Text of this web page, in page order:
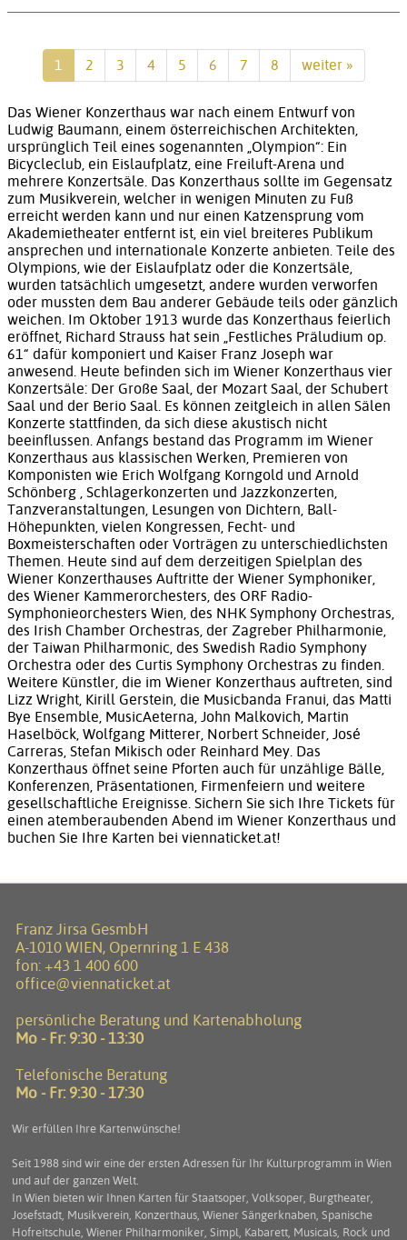
1 2 3 4 5 6 7 8 weiter »
Das Wiener Konzerthaus war nach einem Entwurf von
Ludwig Baumann, einem österreichischen Architekten,
ursprünglich Teil eines sogenannten „Olympion“: Ein
Bicycleclub, ein Eislaufplatz, eine Freiluft-Arena und
mehrere Konzertsäle. Das Konzerthaus sollte im Gegensatz
zum Musikverein, welcher in wenigen Minuten zu Fuß
erreicht werden kann und nur einen Katzensprung vom
Akademietheater entfernt ist, ein viel breiteres Publikum
ansprechen und internationale Konzerte anbieten. Teile des
Olympions, wie der Eislaufplatz oder die Konzertsäle,
wurden tatsächlich umgesetzt, andere wurden verworfen
oder mussten dem Bau anderer Gebäude teils oder gänzlich
weichen. Im Oktober 1913 wurde das Konzerthaus feierlich
eröffnet, Richard Strauss hat sein „Festliches Präludium op.
61“ dafür komponiert und Kaiser Franz Joseph war
anwesend. Heute befinden sich im Wiener Konzerthaus vier
Konzertsäle: Der Große Saal, der Mozart Saal, der Schubert
Saal und der Berio Saal. Es können zeitgleich in allen Sälen
Konzerte stattfinden, da sich diese akustisch nicht
beeinflussen. Anfangs bestand das Programm im Wiener
Konzerthaus aus klassischen Werken, Premieren von
Komponisten wie Erich Wolfgang Korngold und Arnold
Schönberg , Schlagerkonzerten und Jazzkonzerten,
Tanzveranstaltungen, Lesungen von Dichtern, Ball-
Höhepunkten, vielen Kongressen, Fecht- und
Boxmeisterschaften oder Vorträgen zu unterschiedlichsten
Themen. Heute sind auf dem derzeitigen Spielplan des
Wiener Konzerthauses Auftritte der Wiener Symphoniker,
des Wiener Kammerorchesters, des ORF Radio-
Symphonieorchesters Wien, des NHK Symphony Orchestras,
des Irish Chamber Orchestras, der Zagreber Philharmonie,
der Taiwan Philharmonic, des Swedish Radio Symphony
Orchestra oder des Curtis Symphony Orchestras zu finden.
Weitere Künstler, die im Wiener Konzerthaus auftreten, sind
Lizz Wright, Kirill Gerstein, die Musicbanda Franui, das Matti
Bye Ensemble, MusicAeterna, John Malkovich, Martin
Haselböck, Wolfgang Mitterer, Norbert Schneider, José
Carreras, Stefan Mikisch oder Reinhard Mey. Das
Konzerthaus öffnet seine Pforten auch für unzählige Bälle,
Konferenzen, Präsentationen, Firmenfeiern und weitere
gesellschaftliche Ereignisse. Sichern Sie sich Ihre Tickets für
einen atemberaubenden Abend im Wiener Konzerthaus und
buchen Sie Ihre Karten bei viennaticket.at!
Franz Jirsa GesmbH
A-1010 WIEN, Opernring 1 E 438
fon: +43 1 400 600
office@viennaticket.at
persönliche Beratung und Kartenabholung
Mo - Fr: 9:30 - 13:30
Telefonische Beratung
Mo - Fr: 9:30 - 17:30
Wir erfüllen Ihre Kartenwünsche!
Seit 1988 sind wir eine der ersten Adressen für Ihr Kulturprogramm in Wien
und auf der ganzen Welt.
In Wien bieten wir Ihnen Karten für Staatsoper, Volksoper, Burgtheater,
Josefstadt, Musikverein, Konzerthaus, Wiener Sängerknaben, Spanische
Hofreitschule, Wiener Philharmoniker, Simpl, Kabarett, Musicals, Rock und